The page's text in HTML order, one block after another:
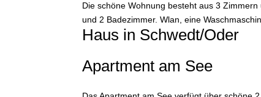
Die schöne Wohnung besteht aus 3
und 2 Badezimmer. Wlan, eine
Haus in Schwedt/Oder
Apartment am See